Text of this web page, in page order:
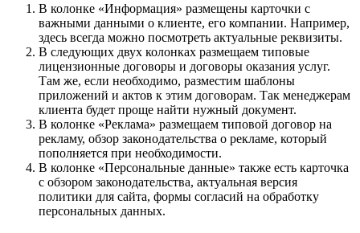
В колонке «Информация» размещены карточки с
важными данными о клиенте, его компании. Например,
здесь всегда можно посмотреть актуальные реквизиты.
В следующих двух колонках размещаем типовые
лицензионные договоры и договоры оказания услуг.
Там же, если необходимо, разместим шаблоны
приложений и актов к этим договорам. Так менеджерам
клиента будет проще найти нужный документ.
В колонке «Реклама» размещаем типовой договор на
рекламу, обзор законодательства о рекламе, который
пополняется при необходимости.
В колонке «Персональные данные» также есть карточка
с обзором законодательства, актуальная версия
политики для сайта, формы согласий на обработку
персональных данных.